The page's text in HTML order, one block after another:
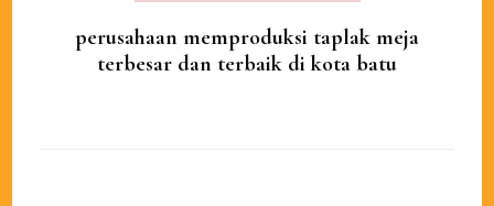
perusahaan memproduksi taplak meja
terbesar dan terbaik di kota batu